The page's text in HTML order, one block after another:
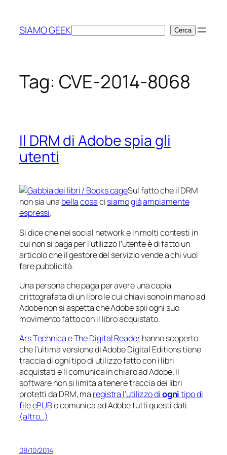
contenuto
SIAMO GEEKCerca Cerca
Tag: CVE-2014-8068
Il DRM di Adobe spia gli
utenti
Sul fatto che il DRM
non sia una bellacosacisiamogiàampiamente
espressi.
Si dice che nei social network e in molti contesti in
cui non si paga per l’utilizzo l’utente è di fatto un
articolo che il gestore del servizio vende a chi vuol
fare pubblicità.
Una persona che paga per avere una copia
crittografata di un libro le cui chiavi sono in mano ad
Adobe non si aspetta che Adobe spii ogni suo
movimento fatto con il libro acquistato.
Ars TechnicaeThe Digital Readerhanno scoperto
che l’ultima versione di Adobe Digital Editions tiene
traccia di ogni tipo di utilizzo fatto con i libri
acquistati e li comunica in chiaro ad Adobe. Il
software non si limita a tenere traccia dei libri
protetti da DRM, ma registra l’utilizzo diognitipo di
file ePUBe comunica ad Adobe tutti questi dati.
(altro…)
08/10/2014